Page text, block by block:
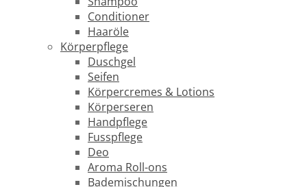
Conditioner
Haaröle
Körperpflege
Duschgel
Seifen
Körpercremes & Lotions
Körperseren
Handpflege
Fusspflege
Deo
Aroma Roll-ons
Bademischungen